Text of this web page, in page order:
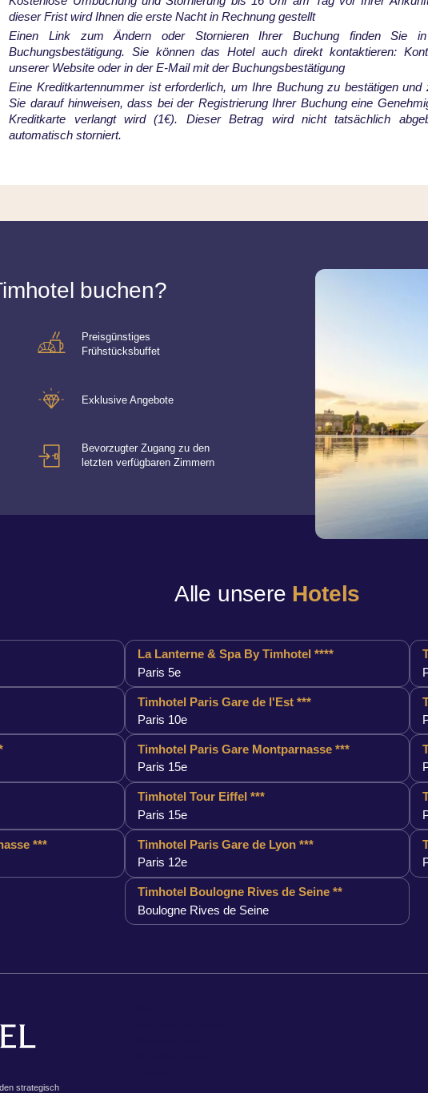
dieser Frist wird Ihnen die erste Nacht in Rechnung gestellt
Einen Link zum Ändern oder Stornieren Ihrer Buchung finden Sie
Buchungsbestätigung. Sie können das Hotel auch direkt kontaktieren:
unserer Website oder in der E-Mail mit der Buchungsbestätigung
Eine Kreditkartennummer ist erforderlich, um Ihre Buchung zu bestätigen
Sie darauf hinweisen, dass bei der Registrierung Ihrer Buchung eine
Kreditkarte verlangt wird (1€). Dieser Betrag wird nicht tatsächlich
automatisch storniert.
buchen?
Preisgünstiges
Frühstücksbuffet
Exklusive Angebote
Bevorzugter Zugang zu den
letzten verfügbaren Zimmern
Alle unsere Hotels
La Lanterne & Spa By Timhotel ****
Paris 5e
Timhotel Paris Gare de l'Est ***
Paris 10e
Timhotel Paris Gare Montparnasse ***
Paris 15e
Timhotel Tour Eiffel ***
Paris 15e
***
Timhotel Paris Gare de Lyon ***
Paris 12e
Timhotel Boulogne Rives de Seine **
Boulogne Rives de Seine
strategisch